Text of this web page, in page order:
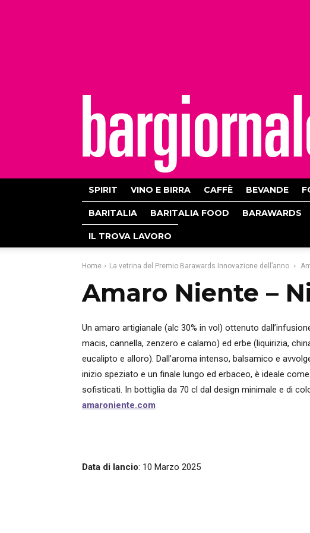
SPIRIT VINO E BIRRA CAFFÈ BEVANDE
BARITALIA BARITALIA FOOD BARAWARDS
IL TROVA LAVORO
Home La vetrina del Premio Barawards Innovazione dell’anno
Amaro Niente –
Un amaro artigianale (alc 30% in vol) ottenuto
macis, cannella, zenzero e calamo) ed erbe (liquirizia,
eucalipto e alloro). Dall’aroma intenso, balsamico e
inizio speziato e un finale lungo ed erbaceo, è ideale
sofisticati. In bottiglia da 70 cl dal design minimale e di
amaroniente.com
Data di lancio: 10 Marzo 2025